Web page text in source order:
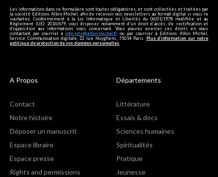
Les informations dans ce formulaire sont toutes obligatoires, et sont collectées et traitées par
la société Editions Albin Michel, afin de recevoir nos newsletters au format digital si vous le
souhaitez. Conformément à la Loi Informatique et Libertés du 06/01/1978 modifiée et au
Règlement (UE) 2016/679, vous disposez notamment d'un droit d'accès, de rectification et
d’opposition aux informations vous concernant. Vous pouvez exercer ces droits en nous
contactant par courriel à info-site@albin-michel.fr ou par courrier à Editions Albin Michel,
Service Communication digitale, 22 rue Huyghens, 75014 Paris. Plus d’information sur notre
politique de protection de vos données personnelles.
A Propos
Contact
Notre histoire
Déposer un manuscrit
Espace libraire
Espace presse
Rights and permissions
Départements
Littérature
Essais & docs
Sciences humaines
Spiritualités
Pratique
Jeunesse